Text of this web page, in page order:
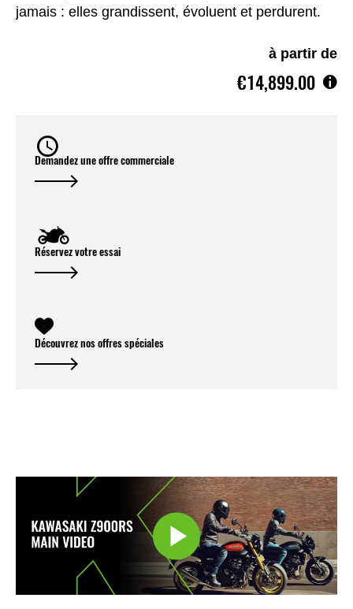
jamais : elles grandissent, évoluent et perdurent.
à partir de
€14,899.00
Demandez une offre commerciale
Réservez votre essai
Découvrez nos offres spéciales